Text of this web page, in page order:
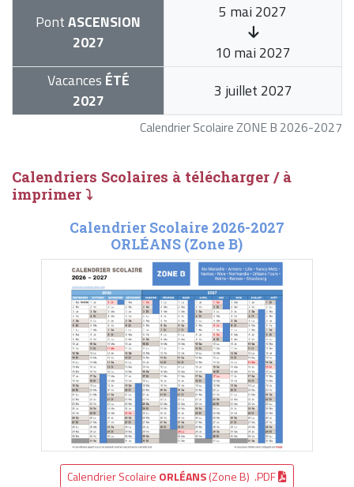
Calendrier Scolaire ZONE B 2026-2027
PontASCENSION
2027
5 mai 2027
10 mai 2027
Vacances ÉTÉ
2027
3 juillet 2027
Calendriers Scolaires à télécharger / à
imprimer ⤵
Calendrier Scolaire 2026-2027
ORLÉANS (Zone B)
Calendrier Scolaire ORLÉANS(Zone B) .PDF